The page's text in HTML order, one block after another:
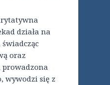
działa na
oraz
prowadzona
wywodzi się z